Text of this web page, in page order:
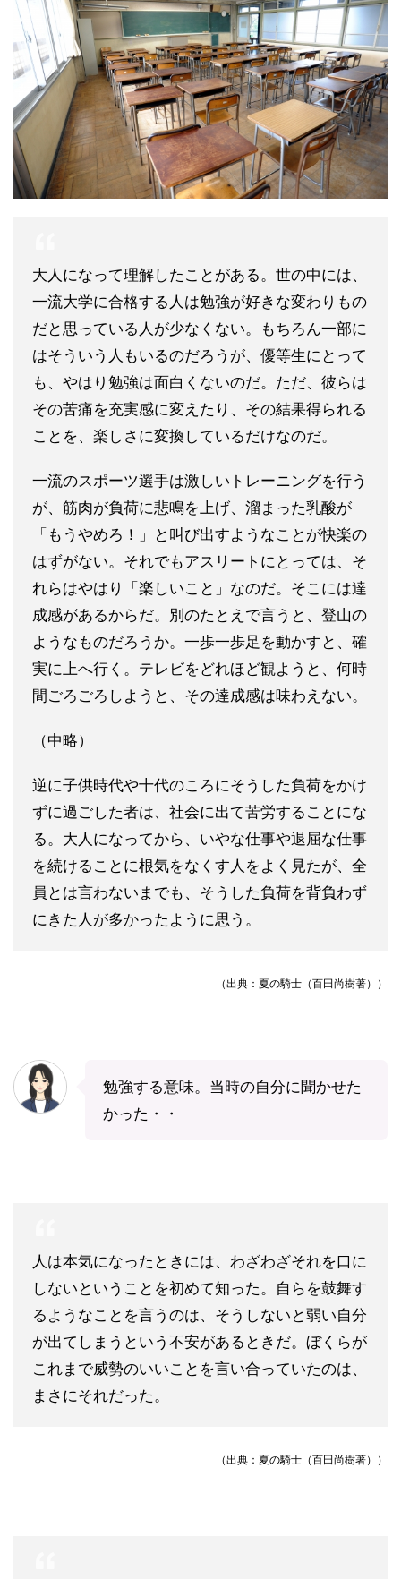
大人になって理解したことがある。世の中には、
一流大学に合格する人は勉強が好きな変わりもの
だと思っている人が少なくない。もちろん一部に
はそういう人もいるのだろうが、優等生にとって
も、やはり勉強は面白くないのだ。ただ、彼らは
その苦痛を充実感に変えたり、その結果得られる
ことを、楽しさに変換しているだけなのだ。
一流のスポーツ選手は激しいトレーニングを行う
が、筋肉が負荷に悲鳴を上げ、溜まった乳酸が
「もうやめろ！」と叫び出すようなことが快楽の
はずがない。それでもアスリートにとっては、そ
れらはやはり「楽しいこと」なのだ。そこには達
成感があるからだ。別のたとえで言うと、登山の
ようなものだろうか。一歩一歩足を動かすと、確
実に上へ行く。テレビをどれほど観ようと、何時
間ごろごろしようと、その達成感は味わえない。
（中略）
逆に子供時代や十代のころにそうした負荷をかけ
ずに過ごした者は、社会に出て苦労することにな
る。大人になってから、いやな仕事や退屈な仕事
を続けることに根気をなくす人をよく見たが、全
員とは言わないまでも、そうした負荷を背負わず
にきた人が多かったように思う。
（出典：夏の騎士（百田尚樹著））
勉強する意味。当時の自分に聞かせた
かった・・
人は本気になったときには、わざわざそれを口に
しないということを初めて知った。自らを鼓舞す
るようなことを言うのは、そうしないと弱い自分
が出てしまうという不安があるときだ。ぼくらが
これまで威勢のいいことを言い合っていたのは、
まさにそれだった。
（出典：夏の騎士（百田尚樹著））